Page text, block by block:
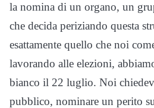
la nomina di un organo, un
che decida periziando questa
esattamente quello che noi
lavorando alle elezioni,
bianco il 22 luglio. Noi
pubblico, nominare un perito